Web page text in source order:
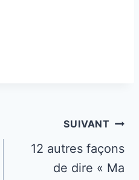
SUIVANT
12 autres façons
de dire « Ma